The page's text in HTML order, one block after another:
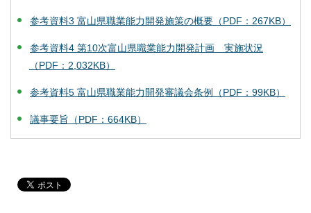
参考資料3 富山県職業能力開発施策の概要（PDF：267KB）
参考資料4 第10次富山県職業能力開発計画 実施状況
（PDF：2,032KB）
参考資料5 富山県職業能力開発審議会条例（PDF：99KB）
議事要旨（PDF：664KB）